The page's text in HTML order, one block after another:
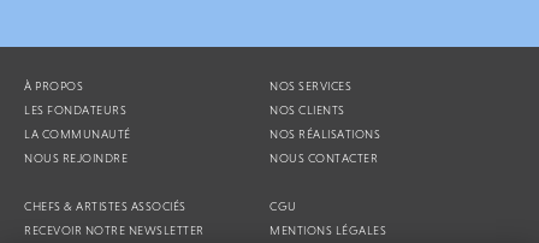
À PROPOS
LES FONDATEURS
LA COMMUNAUTÉ
NOUS REJOINDRE
NOS SERVICES
NOS CLIENTS
NOS RÉALISATIONS
NOUS CONTACTER
CHEFS & ARTISTES ASSOCIÉS
RECEVOIR NOTRE NEWSLETTER
CGU
MENTIONS LÉGALES